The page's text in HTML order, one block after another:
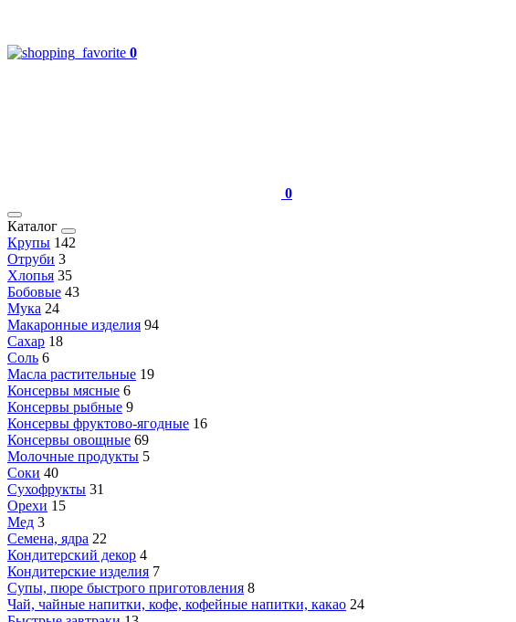
0
0
Каталог
Крупы 142
Отруби 3
Хлопья 35
Бобовые 43
Мука 24
Макаронные изделия 94
Сахар 18
Соль 6
Масла растительные 19
Консервы мясные 6
Консервы рыбные 9
Консервы фруктово-ягодные 16
Консервы овощные 69
Молочные продукты 5
Соки 40
Сухофрукты 31
Орехи 15
Мед 3
Семена, ядра 22
Кондитерский декор 4
Кондитерские изделия 7
Супы, пюре быстрого приготовления 8
Чай, чайные напитки, кофе, кофейные напитки, какао 24